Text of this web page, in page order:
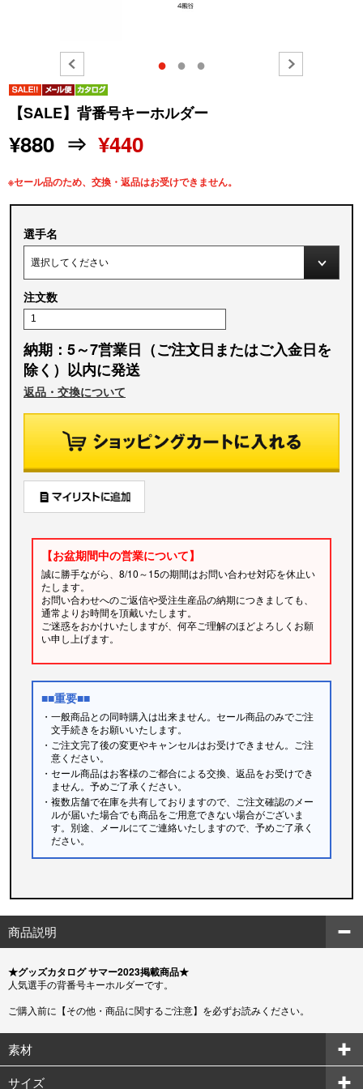
● ● ●
【SALE】背番号キーホルダー
¥880 ⇒¥440
※セール品のため、交換・返品はお受けできません。
選手名
注文数
納期：5～7営業日（ご注文日またはご入金日を
除く）以内に発送
返品・交換について
【お盆期間中の営業について】
誠に勝手ながら、8/10～15の期間はお問い合わせ対応を休止い
たします。
お問い合わせへのご返信や受注生産品の納期につきましても、
通常よりお時間を頂戴いたします。
ご迷惑をおかけいたしますが、何卒ご理解のほどよろしくお願
い申し上げます。
■■重要■■
・一般商品との同時購入は出来ません。セール商品のみでご注
文手続きをお願いいたします。
・ご注文完了後の変更やキャンセルはお受けできません。ご注
意ください。
・セール商品はお客様のご都合による交換、返品をお受けでき
ません。予めご了承ください。
・複数店舗で在庫を共有しておりますので、ご注文確認のメー
ルが届いた場合でも商品をご用意できない場合がございま
す。別途、メールにてご連絡いたしますので、予めご了承く
ださい。
商品説明
★グッズカタログ サマー2023掲載商品★
人気選手の背番号キーホルダーです。
ご購入前に【その他・商品に関するご注意】を必ずお読みください。
素材
サイズ